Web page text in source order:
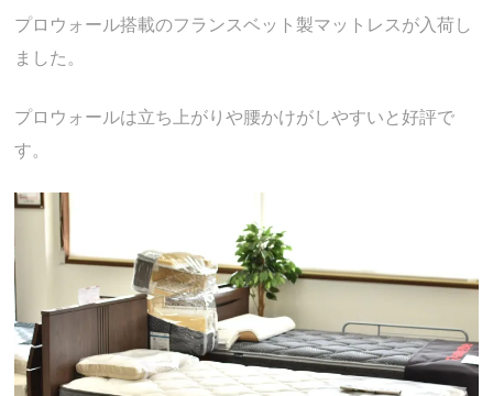
プロウォール搭載のフランスベット製マットレスが入荷し
ました。
プロウォールは立ち上がりや腰かけがしやすいと好評で
す。